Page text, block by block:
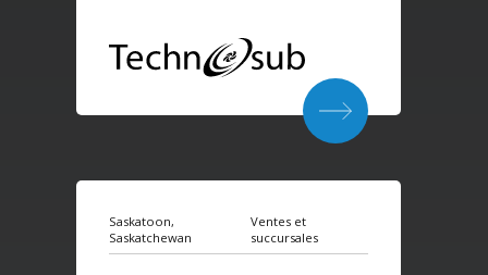
Saskatoon,
Saskatchewan
Ventes et
succursales